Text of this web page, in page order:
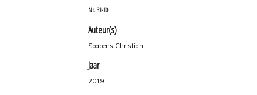
Nr. 31-10
Auteur(s)
Spapens Christian
Jaar
2019